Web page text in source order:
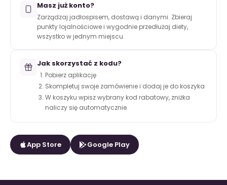
Masz już konto?
Zarządzaj jadłospisem, dostawą i danymi. Zbieraj
punkty lojalnościowe i wygodnie przedłużaj diety,
wszystko w jednym miejscu.
Jak skorzystać z kodu?
Pobierz aplikację
Skompletuj swoje zamówienie i dodaj je do koszyka
W koszyku wpisz wybrany kod rabatowy, zniżka
naliczy się automatycznie
App Store Google Play